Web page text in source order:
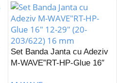
Set Banda Janta cu Adeziv
M-WAVE”RT-HP-Glue 16″